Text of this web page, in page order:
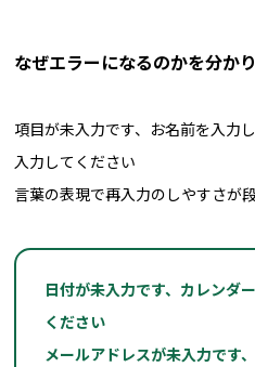
なぜエラーになるのかを分か
項目が未入力です、お名前を入力
入力してください
言葉の表現で再入力のしやすさが
日付が未入力です、カレンダ
ください
メールアドレスが未入力です